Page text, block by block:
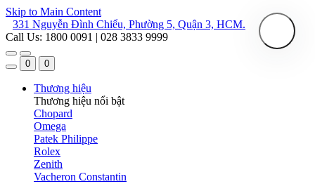
Skip to Main Content
331 Nguyễn Đình Chiểu, Phường 5, Quận 3, HCM.
Call Us: 1800 0091 | 028 3833 9999
0 0
Thương hiệu
Thương hiệu nổi bật
Chopard
Omega
Patek Philippe
Rolex
Zenith
Vacheron Constantin